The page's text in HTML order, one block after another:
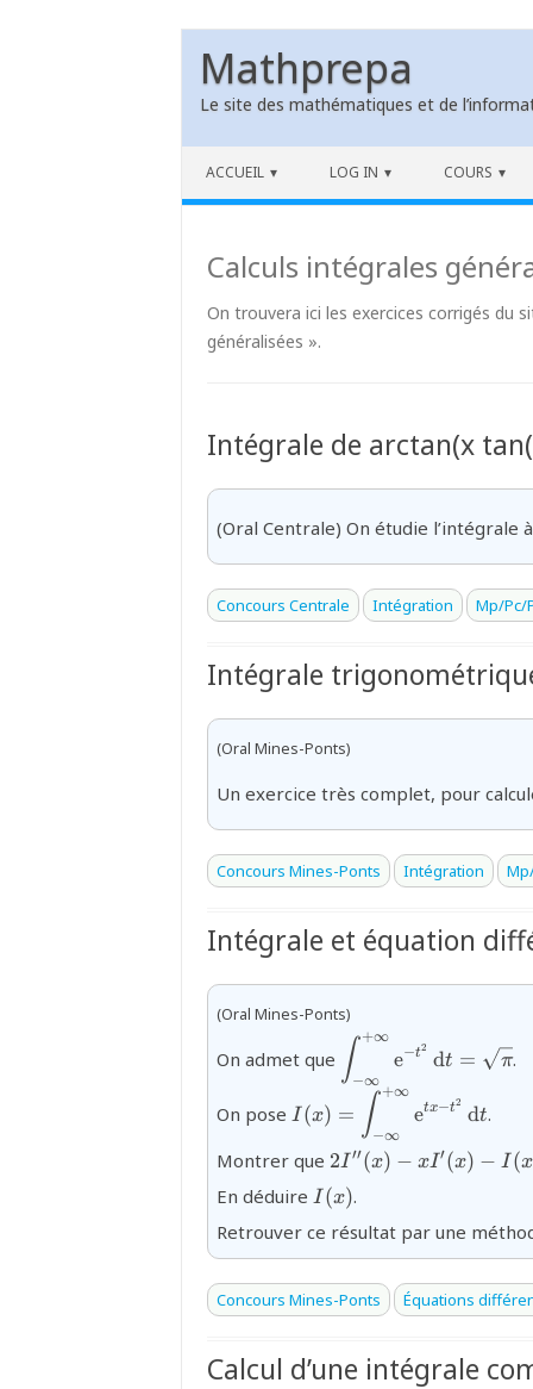
Mathprepa
Le site des mathématiques et de
ACCUEIL LOG IN COURS
Calculs intégrales
On trouvera ici les exercices corrigés du
généralisées ».
Intégrale de arctan(x
(Oral Centrale) On étudie l’intégrale
Concours Centrale Intégration Mp/Pc/
Intégrale
(Oral Mines-Ponts)
Un exercice très complet, pour
Concours Mines-Ponts Intégration
Intégrale et équation
(Oral Mines-Ponts)
On admet que
{\displaystyle\int_{-
\infty}^{+\infty}
\text{e}^{-
\pi}
∫−∞
+∞
e−t2 dt = π.
On pose
{I(x)=\displaystyle\int_{-
\infty}^{+\infty}
\text{e}^{t x-
t^{2}}\,\text{d}t}
I (x) = ∫−∞
+∞
etx−t2 dt.
Montrer que {2I''(x)-
x I'(x)-
I(x)=0}
2I ′′(x) − xI′(x) − I (x
En déduire {I(x)}
I (x).
Retrouver ce résultat par une
Concours Mines-Ponts Équations
Calcul d’une intégrale